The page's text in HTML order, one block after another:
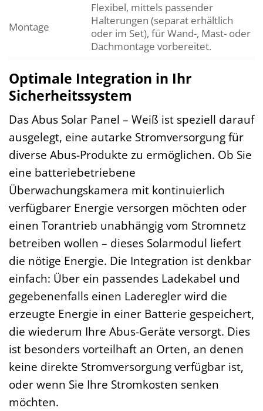
Montage
Flexibel, mittels passender
Halterungen (separat erhältlich
oder im Set), für Wand-, Mast- oder
Dachmontage vorbereitet.
Optimale Integration in Ihr
Sicherheitssystem
Das Abus Solar Panel – Weiß ist speziell darauf
ausgelegt, eine autarke Stromversorgung für
diverse Abus-Produkte zu ermöglichen. Ob Sie
eine batteriebetriebene
Überwachungskamera mit kontinuierlich
verfügbarer Energie versorgen möchten oder
einen Torantrieb unabhängig vom Stromnetz
betreiben wollen – dieses Solarmodul liefert
die nötige Energie. Die Integration ist denkbar
einfach: Über ein passendes Ladekabel und
gegebenenfalls einen Laderegler wird die
erzeugte Energie in einer Batterie gespeichert,
die wiederum Ihre Abus-Geräte versorgt. Dies
ist besonders vorteilhaft an Orten, an denen
keine direkte Stromversorgung verfügbar ist,
oder wenn Sie Ihre Stromkosten senken
möchten.